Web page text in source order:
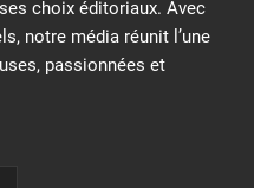
choix éditoriaux. Avec
notre média réunit l’une
passionnées et